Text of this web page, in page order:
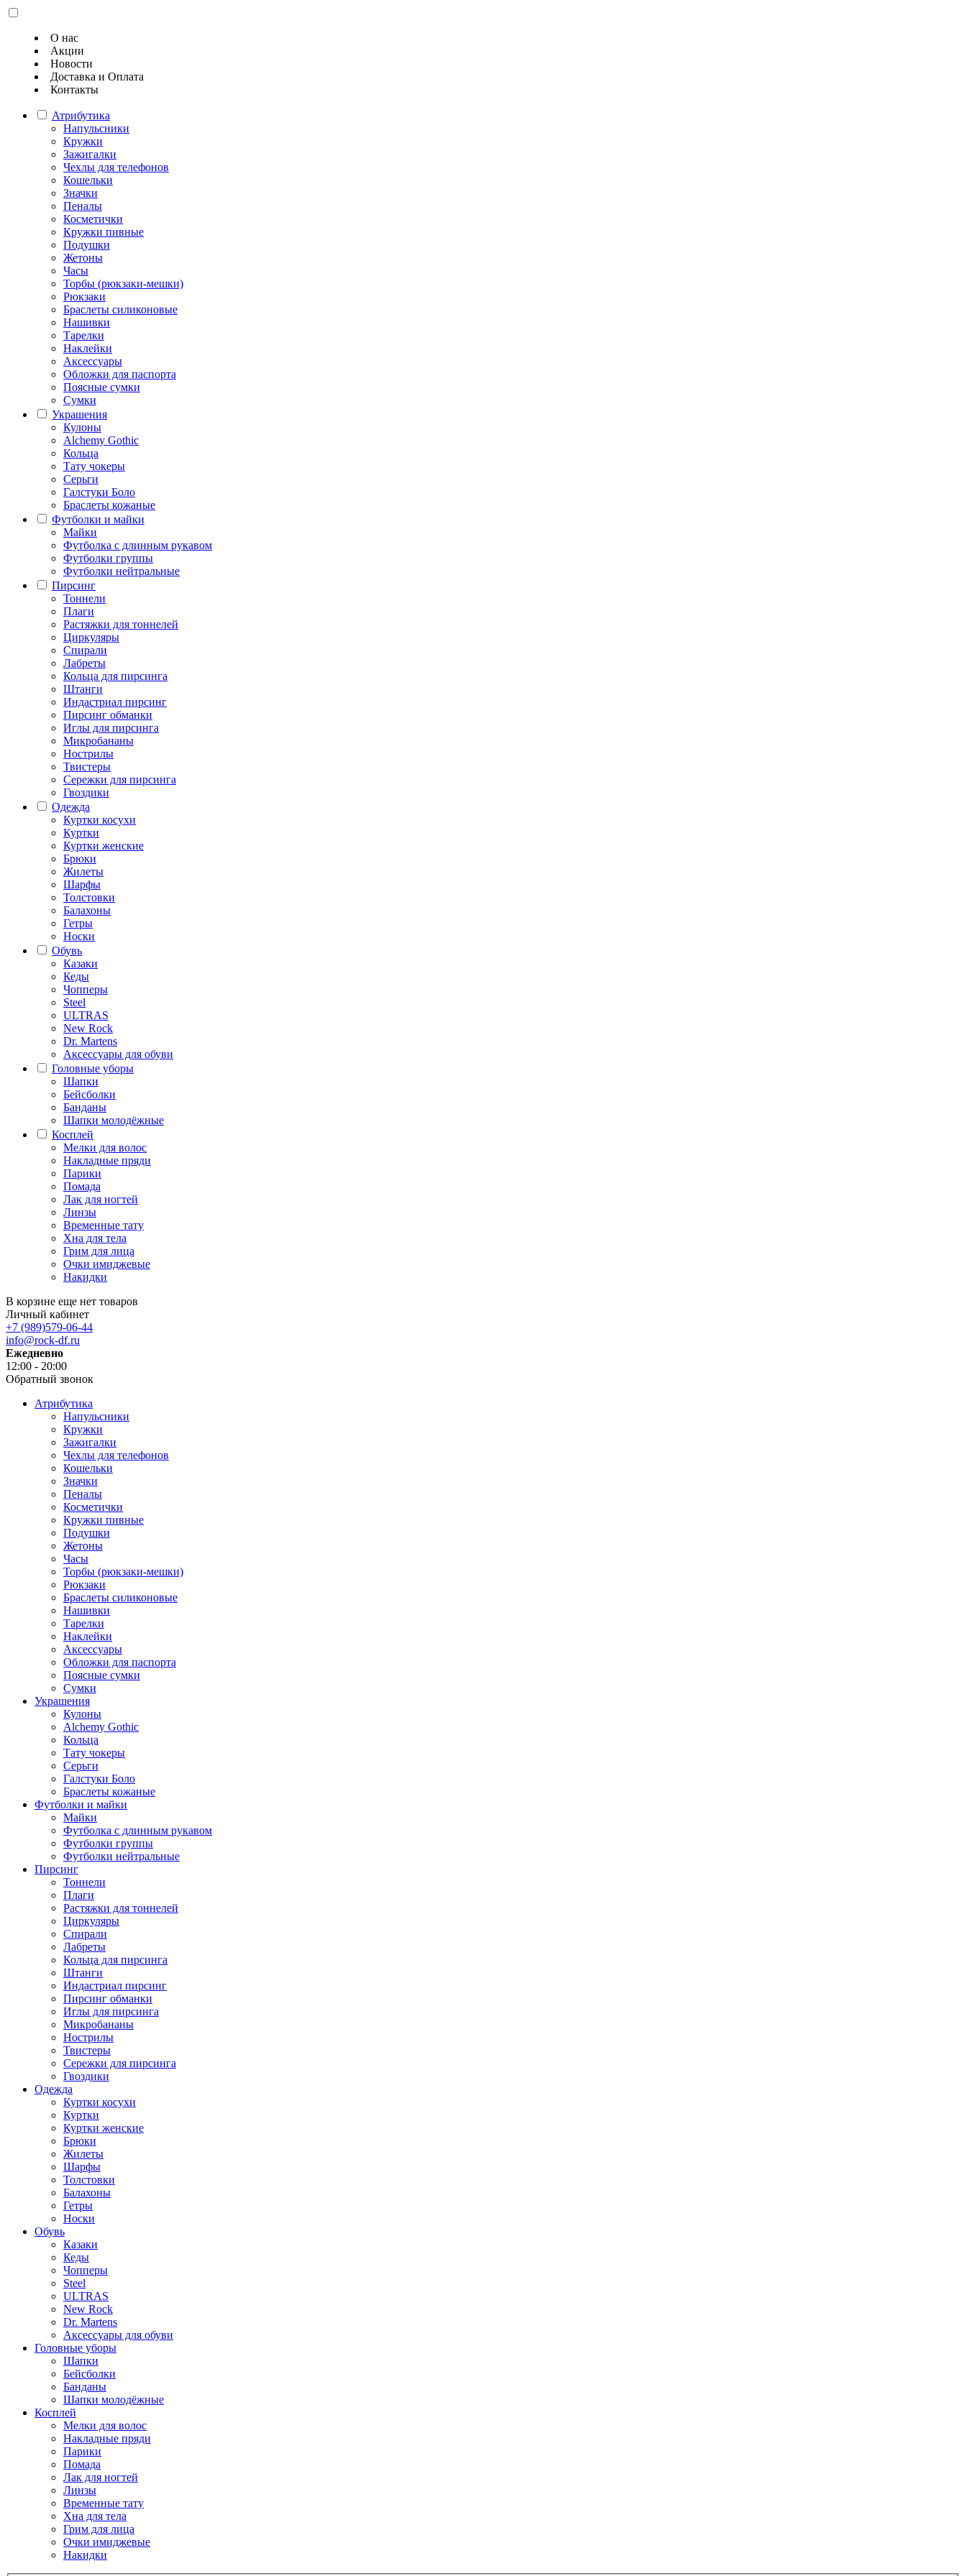
О нас
Акции
Новости
Доставка и Оплата
Контакты
Атрибутика
Напульсники
Кружки
Зажигалки
Чехлы для телефонов
Кошельки
Значки
Пеналы
Косметички
Кружки пивные
Подушки
Жетоны
Часы
Торбы (рюкзаки-мешки)
Рюкзаки
Браслеты силиконовые
Нашивки
Тарелки
Наклейки
Аксессуары
Обложки для паспорта
Поясные сумки
Сумки
Украшения
Кулоны
Alchemy Gothic
Кольца
Тату чокеры
Серьги
Галстуки Боло
Браслеты кожаные
Футболки и майки
Майки
Футболка с длинным рукавом
Футболки группы
Футболки нейтральные
Пирсинг
Тоннели
Плаги
Растяжки для тоннелей
Циркуляры
Спирали
Лабреты
Кольца для пирсинга
Штанги
Индастриал пирсинг
Пирсинг обманки
Иглы для пирсинга
Микробананы
Нострилы
Твистеры
Сережки для пирсинга
Гвоздики
Одежда
Куртки косухи
Куртки
Куртки женские
Брюки
Жилеты
Шарфы
Толстовки
Балахоны
Гетры
Носки
Обувь
Казаки
Кеды
Чопперы
Steel
ULTRAS
New Rock
Dr. Martens
Аксессуары для обуви
Головные уборы
Шапки
Бейсболки
Банданы
Шапки молодёжные
Косплей
Мелки для волос
Накладные пряди
Парики
Помада
Лак для ногтей
Линзы
Временные тату
Хна для тела
Грим для лица
Очки имиджевые
Накидки
В корзине еще нет товаров
Личный кабинет
+7 (989)579-06-44
info@rock-df.ru
Ежедневно
12:00 - 20:00
Обратный звонок
Атрибутика
Напульсники
Кружки
Зажигалки
Чехлы для телефонов
Кошельки
Значки
Пеналы
Косметички
Кружки пивные
Подушки
Жетоны
Часы
Торбы (рюкзаки-мешки)
Рюкзаки
Браслеты силиконовые
Нашивки
Тарелки
Наклейки
Аксессуары
Обложки для паспорта
Поясные сумки
Сумки
Украшения
Кулоны
Alchemy Gothic
Кольца
Тату чокеры
Серьги
Галстуки Боло
Браслеты кожаные
Футболки и майки
Майки
Футболка с длинным рукавом
Футболки группы
Футболки нейтральные
Пирсинг
Тоннели
Плаги
Растяжки для тоннелей
Циркуляры
Спирали
Лабреты
Кольца для пирсинга
Штанги
Индастриал пирсинг
Пирсинг обманки
Иглы для пирсинга
Микробананы
Нострилы
Твистеры
Сережки для пирсинга
Гвоздики
Одежда
Куртки косухи
Куртки
Куртки женские
Брюки
Жилеты
Шарфы
Толстовки
Балахоны
Гетры
Носки
Обувь
Казаки
Кеды
Чопперы
Steel
ULTRAS
New Rock
Dr. Martens
Аксессуары для обуви
Головные уборы
Шапки
Бейсболки
Банданы
Шапки молодёжные
Косплей
Мелки для волос
Накладные пряди
Парики
Помада
Лак для ногтей
Линзы
Временные тату
Хна для тела
Грим для лица
Очки имиджевые
Накидки